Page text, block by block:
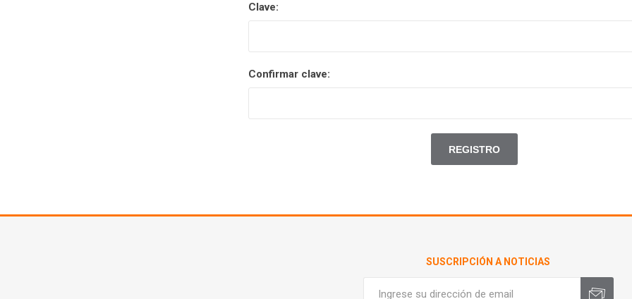
Clave:
Confirmar clave:
SUSCRIPCIÓN A NOTICIAS